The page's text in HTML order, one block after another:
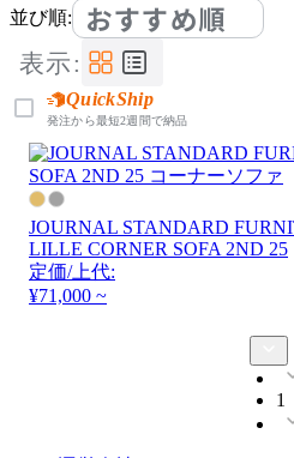
並び順: おすすめ順
表示:
QuickShip
発注から最短2週間で納品
JOURNAL STANDARD
LILLE CORNER SOFA 2ND 25
定価/上代:
¥71,000 ~
1